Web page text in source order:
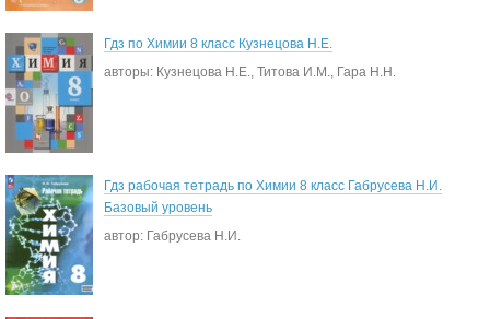
Гдз по Химии 8 класс Кузнецова Н.Е.
авторы: Кузнецова Н.Е., Титова И.М., Гара Н.Н.
Гдз рабочая тетрадь по Химии 8 класс Габрусева Н.И.
Базовый уровень
автор: Габрусева Н.И.